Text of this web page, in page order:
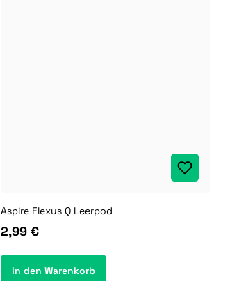
Aspire Flexus Q Leerpod
2,99 €
In den Warenkorb